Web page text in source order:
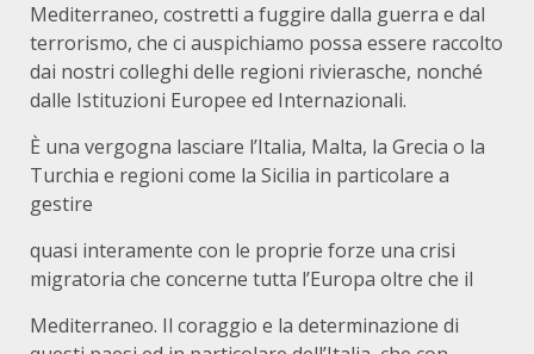
Mediterraneo, costretti a fuggire dalla guerra e dal
terrorismo, che ci auspichiamo possa essere raccolto
dai nostri colleghi delle regioni rivierasche, nonché
dalle Istituzioni Europee ed Internazionali.
È una vergogna lasciare l’Italia, Malta, la Grecia o la
Turchia e regioni come la Sicilia in particolare a
gestire
quasi interamente con le proprie forze una crisi
migratoria che concerne tutta l’Europa oltre che il
Mediterraneo. Il coraggio e la determinazione di